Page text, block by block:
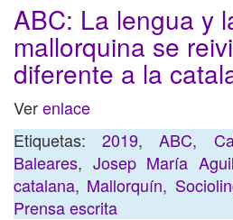
ABC: La lengua y
mallorquina se
diferente a la
Verenlace
Etiquetas:2019,ABC,
Baleares, Josep María
catalana, Mallorquín,
Prensa escrita